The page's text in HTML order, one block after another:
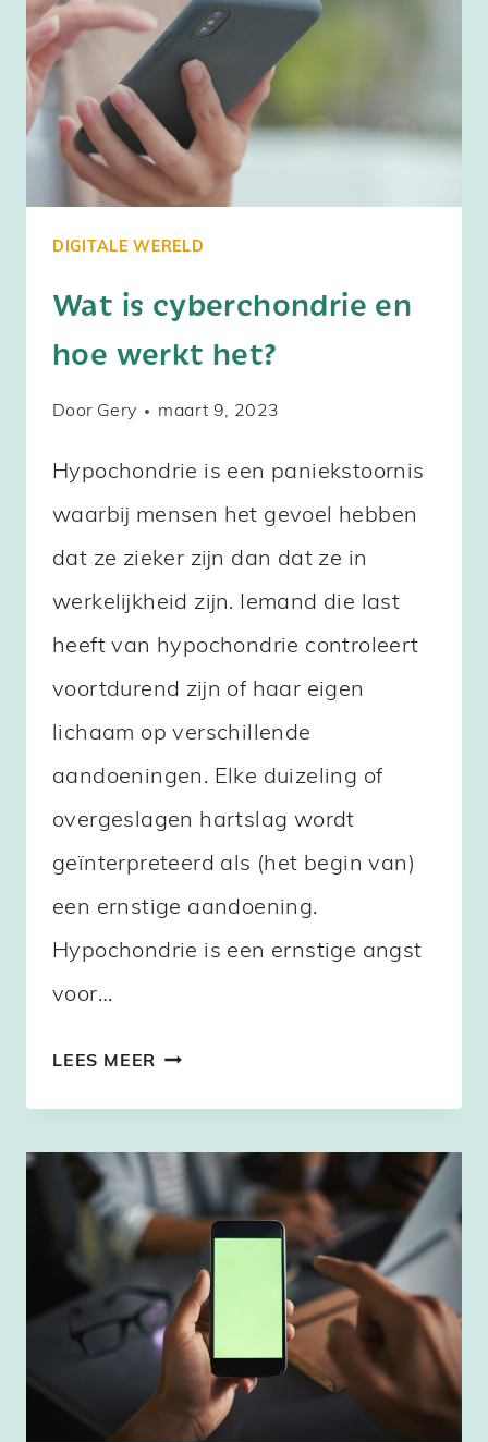
WERK
VEEL
WORDT
AFGELEID
DOOR
JE
DIGITALE WERELD
Wat is cyberchondrie en
hoe werkt het?
Door Gery maart 9, 2023
Hypochondrie is een paniekstoornis
waarbij mensen het gevoel hebben
dat ze zieker zijn dan dat ze in
werkelijkheid zijn. Iemand die last
heeft van hypochondrie controleert
voortdurend zijn of haar eigen
lichaam op verschillende
aandoeningen. Elke duizeling of
overgeslagen hartslag wordt
geïnterpreteerd als (het begin van)
een ernstige aandoening.
Hypochondrie is een ernstige angst
voor…
LEES MEER WAT
HOE
WERKT